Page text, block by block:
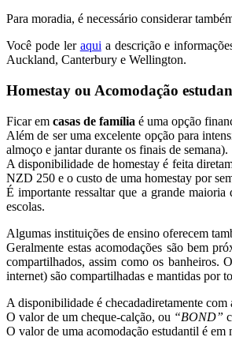
Para moradia, é necessário considerar
Você pode ler aqui a descrição e
Auckland, Canterbury e Wellington.
Homestay ou Acomodação
Ficar em casas de família é uma opção
Além de ser uma excelente opção para
almoço e jantar durante os finais de semana).
A disponibilidade de homestay é feita
NZD 250 e o custo de uma homestay por
É importante ressaltar que a grande
escolas.
Algumas instituições de ensino oferecem
Geralmente estas acomodações são bem
compartilhados, assim como os banheiros.
internet) são compartilhadas e mantidas por
A disponibilidade é checadadiretamente
O valor de um cheque-calção, ou “BOND”
O valor de uma acomodação estudantil é